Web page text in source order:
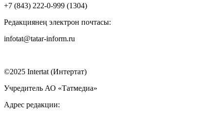
+7 (843) 222-0-999 (1304)
Редакциянең электрон почтасы:
infotat@tatar-inform.ru
©2025 Intertat (Интертат)
Учредитель АО «Татмедиа»
Адрес редакции: